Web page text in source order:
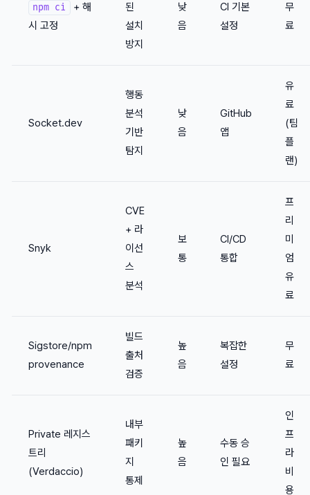
npm ci
+ 해
시 고정
된
설치
방지
낮
음
CI 기본
설정
무
료
Socket.dev
행동
분석
기반
탐지
낮
음
GitHub
앱
유
료
(팀
플
랜)
Snyk
CVE
+ 라
이선
스
분석
보
통
CI/CD
통합
프
리
미
엄
유
료
Sigstore/npm
provenance
빌드
출처
검증
높
음
복잡한
설정
무
료
Private 레지스
트리
(Verdaccio)
내부
패키
지
통제
높
음
수동 승
인 필요
인
프
라
비
용